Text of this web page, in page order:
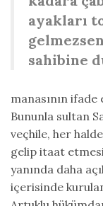
ayakları
sahibine
manasının
Bununla sultan
veçhile, her
gelip itaat
yanında daha
içerisinde